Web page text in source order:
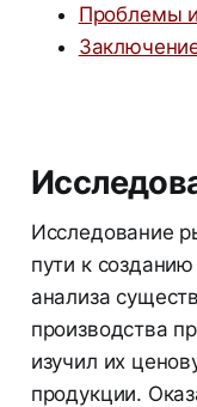
Проблемы
Исследование
пути к
анализа
производства
изучил их
продукции.